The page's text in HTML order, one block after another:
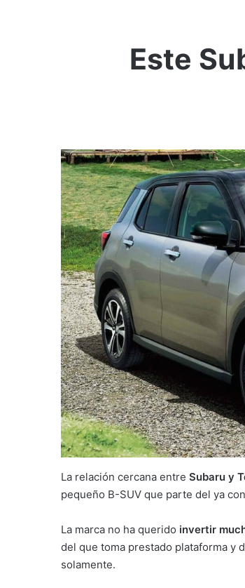
Este
La relación cercana entre Subaru y
pequeño B-SUV que parte del ya
La marca no ha querido invertir
del que toma prestado plataforma y
solamente.